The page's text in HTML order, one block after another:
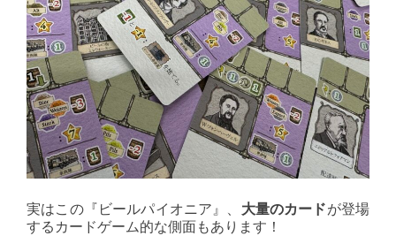
実はこの『ビールパイオニア』、 大量のカードが登場
するカードゲーム的な側面もあります！